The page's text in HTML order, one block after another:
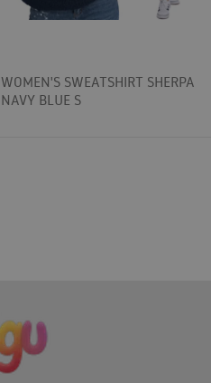
WOMEN'S SWEATSHIRT SHERPA
NAVY BLUE S